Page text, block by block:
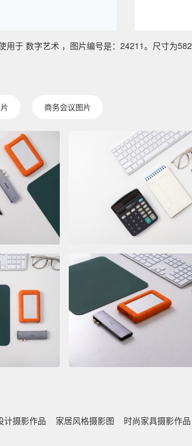
于 数字艺术 ，图片编号是：24211。尺寸为
商务会议图片
计摄影作品 家居风格摄影图 时尚家具摄影作品